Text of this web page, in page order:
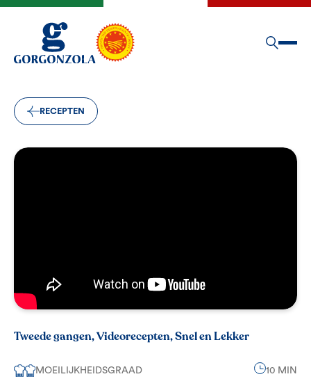
RECEPTEN
Tweede gangen, Videorecepten, Snel en Lekker
MOEILIJKHEIDSGRAAD 10 MIN